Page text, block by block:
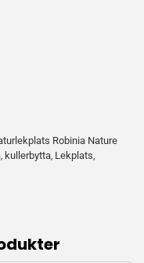
Robinia Nature
, kullerbytta, Lekplats,